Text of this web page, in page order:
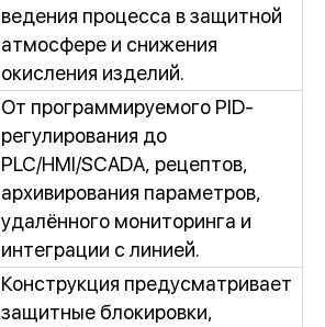
ведения процесса в защитной
атмосфере и снижения
окисления изделий.
От программируемого PID-
регулирования до
PLC/HMI/SCADA, рецептов,
архивирования параметров,
удалённого мониторинга и
интеграции с линией.
Конструкция предусматривает
защитные блокировки,